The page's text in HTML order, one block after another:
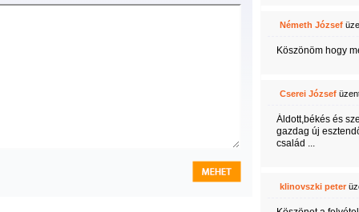
Németh József
Köszönöm hogy
Cserei József
Áldott,békés és
gazdag új
család ...
klinovszki peter